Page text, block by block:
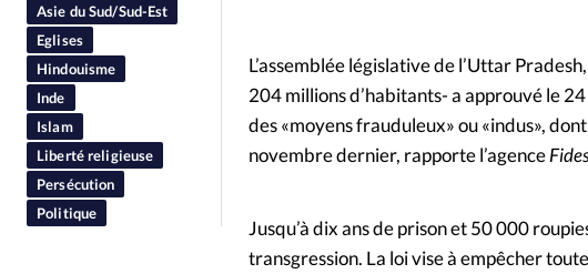
Asie du Sud/Sud-Est
Eglises
Hindouisme
Inde
Islam
Liberté religieuse
Persécution
Politique
L’assemblée législative de l’Uttar
204 millions d’habitants- a approuvé le
des «moyens frauduleux» ou «indus»,
novembre dernier, rapporte l’agence
Jusqu’à dix ans de prison et 50 000
transgression. La loi vise à empêcher